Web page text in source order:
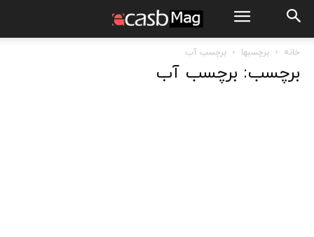
خانه برچسبها برچسب آب
برچسب: برچسب آب